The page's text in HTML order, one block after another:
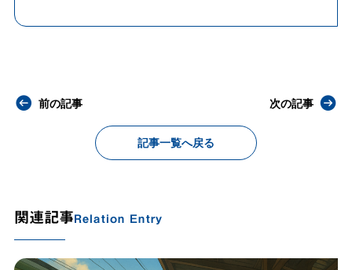
前の記事
記事一覧へ戻る
次の記事
関連記事Relation Entry